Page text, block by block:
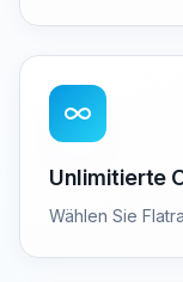
Unlimitierte
Wählen Sie